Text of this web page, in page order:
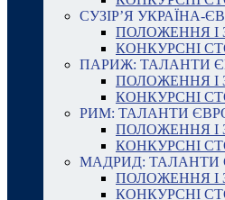
СУЗІР’Я УКРАЇНА-
ПОЛОЖЕННЯ І
КОНКУРСНІ
ПАРИЖ: ТАЛАНТИ
ПОЛОЖЕННЯ І
КОНКУРСНІ
РИМ: ТАЛАНТИ
ПОЛОЖЕННЯ І
КОНКУРСНІ
МАДРИД: ТАЛАНТИ
ПОЛОЖЕННЯ І
КОНКУРСНІ